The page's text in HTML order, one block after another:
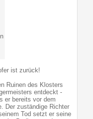
ist zurück!
Ruinen des Klosters
entdeckt -
er bereits vor dem
Der zuständige Richter
Tod setzt er seine